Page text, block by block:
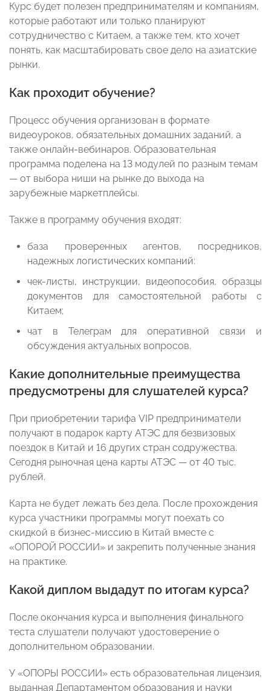
Курс будет полезен предпринимателям и компаниям,
которые работают или только планируют
сотрудничество с Китаем, а также тем, кто хочет
понять, как масштабировать свое дело на азиатские
рынки.
Как проходит обучение?
Процесс обучения организован в формате
видеоуроков, обязательных домашних заданий, а
также онлайн-вебинаров. Образовательная
программа поделена на 13 модулей по разным темам
— от выбора ниши на рынке до выхода на
зарубежные маркетплейсы.
Также в программу обучения входят:
база проверенных агентов, посредников,
надежных логистических компаний:
чек-листы, инструкции, видеопособия, образцы
документов для самостоятельной работы с
Китаем;
чат в Телеграм для оперативной связи и
обсуждения актуальных вопросов.
Какие дополнительные преимущества
предусмотрены для слушателей курса?
При приобретении тарифа VIP предприниматели
получают в подарок карту АТЭС для безвизовых
поездок в Китай и 16 других стран содружества.
Сегодня рыночная цена карты АТЭС — от 40 тыс.
рублей.
Карта не будет лежать без дела. После прохождения
курса участники программы могут поехать со
скидкой в бизнес-миссию в Китай вместе с
«ОПОРОЙ РОССИИ» и закрепить полученные знания
на практике.
Какой диплом выдадут по итогам курса?
После окончания курса и выполнения финального
теста слушатели получают удостоверение о
дополнительном образовании.
У «ОПОРЫ РОССИИ» есть образовательная лицензия,
выданная Департаментом образования и науки